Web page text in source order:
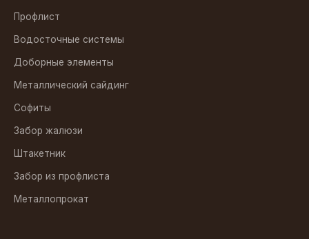
Профлист
Водосточные системы
Доборные элементы
Металлический сайдинг
Софиты
Забор жалюзи
Штакетник
Забор из профлиста
Металлопрокат